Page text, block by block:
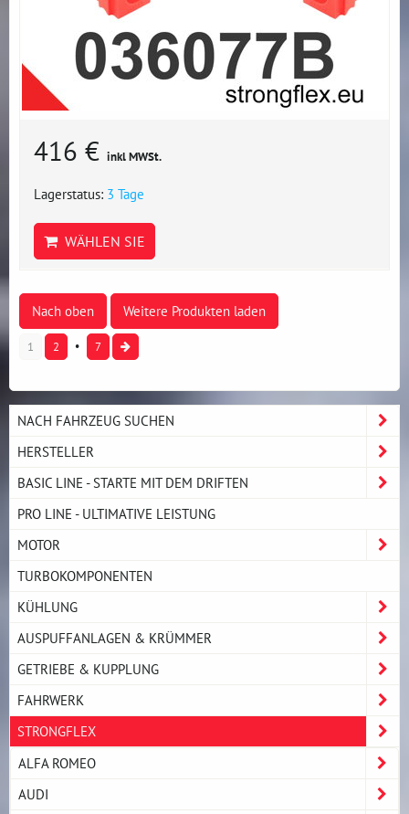
416 € inkl MWSt.
Lagerstatus: 3 Tage
WÄHLEN SIE
Nach oben Weitere Produkten laden
1 2 7
NACH FAHRZEUG SUCHEN
HERSTELLER
BASIC LINE - STARTE MIT DEM DRIFTEN
PRO LINE - ULTIMATIVE LEISTUNG
MOTOR
TURBOKOMPONENTEN
KÜHLUNG
AUSPUFFANLAGEN & KRÜMMER
GETRIEBE & KUPPLUNG
FAHRWERK
STRONGFLEX
ALFA ROMEO
AUDI